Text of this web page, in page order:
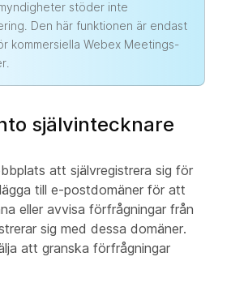
stöder inte
Den här funktionen är endast
kommersiella Webex Meetings-
självintecknare
att självregistrera sig för
till e-postdomäner för att
eller avvisa förfrågningar från
sig med dessa domäner.
att granska förfrågningar